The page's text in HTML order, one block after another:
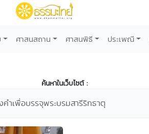
ศาสนสถาน ศาสนพิธี ประเพณี
ค้นหาในเว็บไซต์ :
ำเพื่อบรรจุพระบรมสารีริกธาตุ